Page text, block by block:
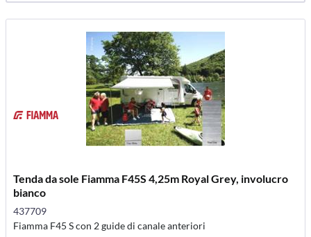
Tenda da sole Fiamma F45S 4,25m Royal Grey, involucro
bianco
437709
Fiamma F45 S con 2 guide di canale anteriori